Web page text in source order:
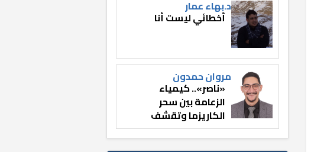
د.بهاء عمار
أخطائي ليست أنا
مروان حمدون
«ناصر».. كيمياء
الزعامة بين سحر
الكاريزما وتقشف
الثائر